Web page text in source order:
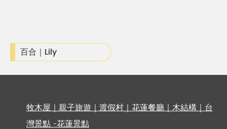
百合｜Lily
牧木屋｜親子旅遊｜渡假村｜花蓮餐廳｜木結構｜台
灣景點 -花蓮景點